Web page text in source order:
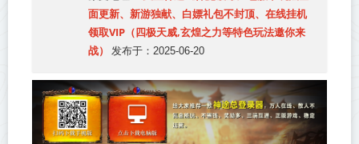
面更新、新游独献、白嫖礼包不封顶、在线挂机
领取VIP（四极天威,玄煌之力等特色玩法邀你来
战）
发布于：2025-06-20